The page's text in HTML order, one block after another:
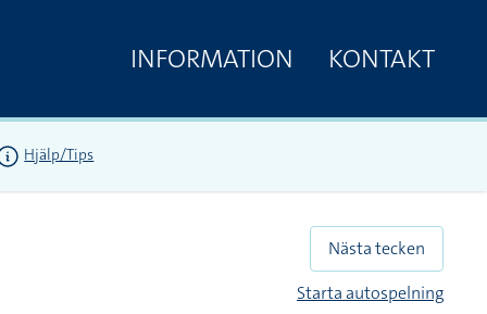
INFORMATION KONTAKT
Hjälp/Tips
Nästa tecken
Starta autospelning